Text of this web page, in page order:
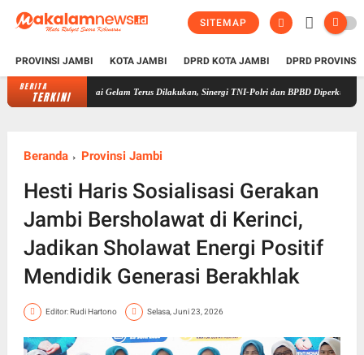
SITEMAP
PROVINSI JAMBI KOTA JAMBI DPRD KOTA JAMBI DPRD
BERITA
TERKINI
di Sungai Gelam Terus Dilakukan, Sinergi TNI-Polri dan BPBD Diperkuat Cerianya
Beranda Provinsi Jambi
Hesti Haris Sosialisasi Gerakan
Jambi Bersholawat di Kerinci,
Jadikan Sholawat Energi Positif
Mendidik Generasi Berakhlak
Editor: Rudi Hartono Selasa, Juni 23, 2026